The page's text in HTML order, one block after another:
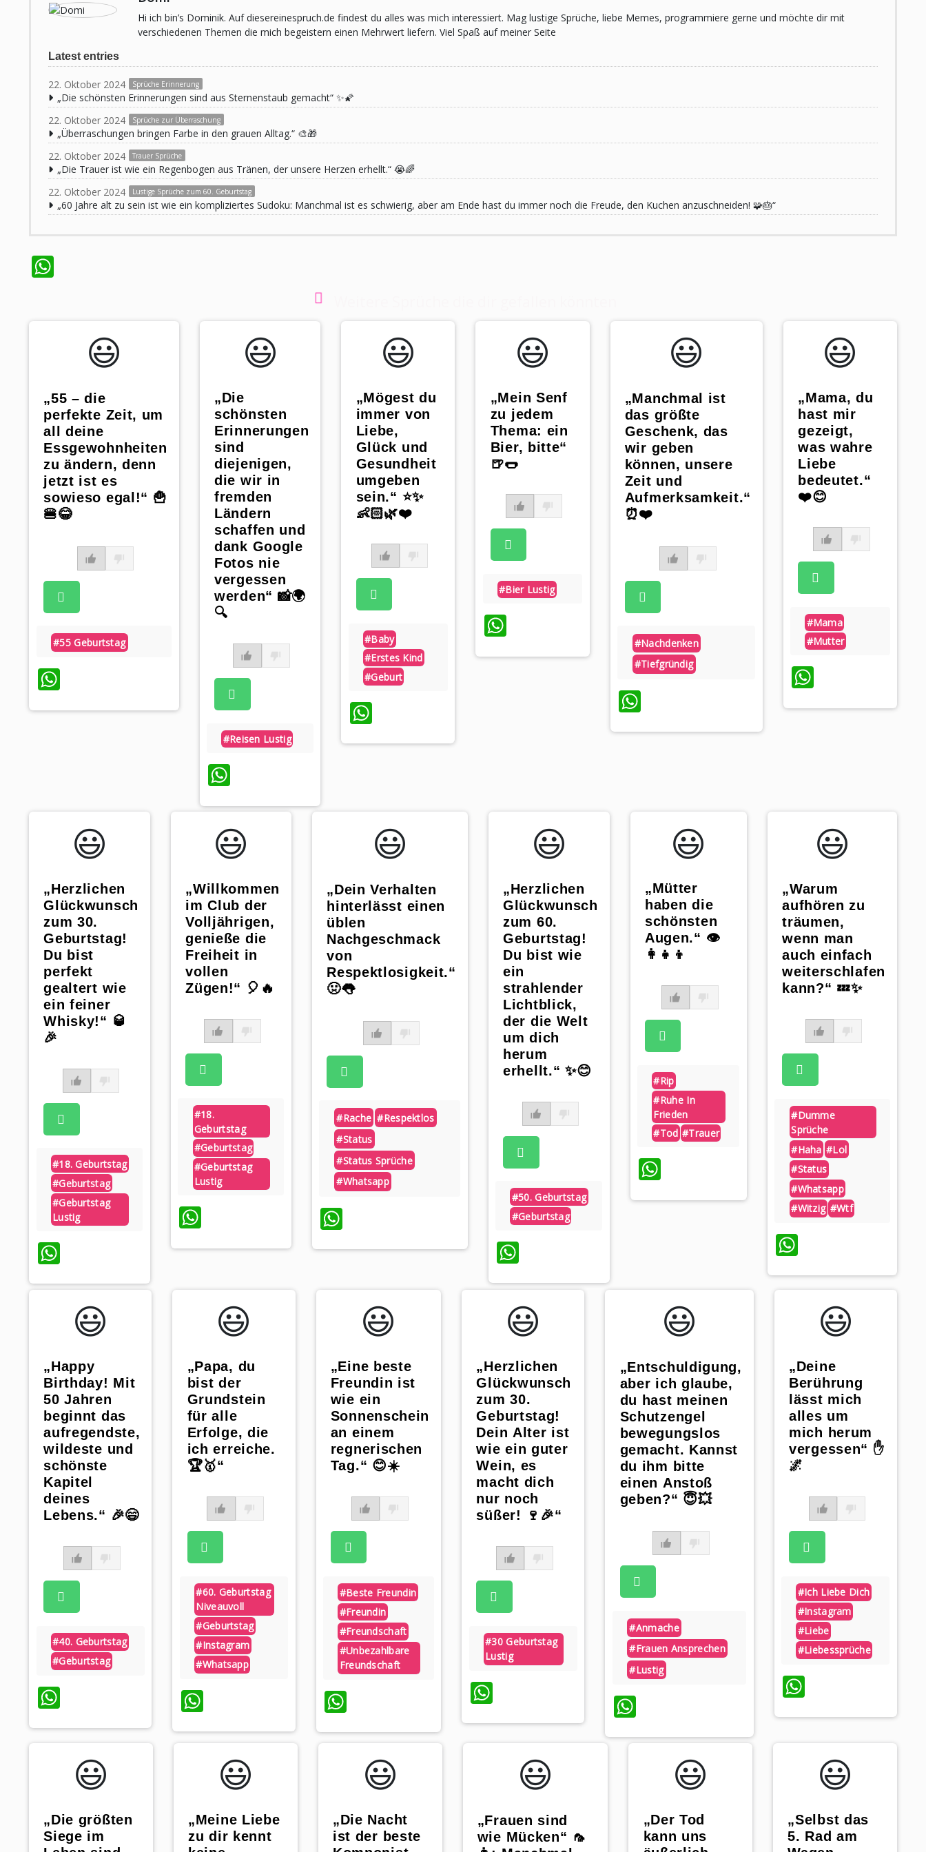
Hi ich bin’s Dominik. Auf diesereinespruch.de findest du alles was mich interessiert. Mag lustige Sprüche, liebe Memes, programmiere gerne und möchte dir mit
verschiedenen Themen die mich begeistern einen Mehrwert liefern. Viel Spaß auf meiner Seite
Latest entries
22. Oktober 2024 Sprüche Erinnerung
„Die schönsten Erinnerungen sind aus Sternenstaub gemacht“ ✨🌠
22. Oktober 2024
Sprüche zur Überraschung
„Überraschungen bringen Farbe in den grauen Alltag.“ 🎨🎁
22. Oktober 2024
Trauer Sprüche
„Die Trauer ist wie ein Regenbogen aus Tränen, der unsere Herzen erhellt.“ 😭🌈
22. Oktober 2024
Lustige Sprüche zum 60. Geburtstag
„60 Jahre alt zu sein ist wie ein kompliziertes Sudoku: Manchmal ist es schwierig, aber am Ende hast du immer noch die Freude, den Kuchen anzuschneiden! 🧩🎂“
😃️
„55 – die
perfekte Zeit, um
all deine
Essgewohnheiten
zu ändern, denn
jetzt ist es
sowieso egal!“ 🍟
🍔😂
#55 Geburtstag
WhatsApp
😃️
„Die
schönsten
Erinnerungen
sind
diejenigen,
die wir in
fremden
Ländern
schaffen und
dank Google
Fotos nie
vergessen
werden“ 📸🌍
🔍
#reisen Lustig
😃️
„Mögest du
immer von
Liebe,
Glück und
Gesundheit
umgeben
sein.“ ⭐️✨
👶🏻🌿❤️
#baby
#erstes Kind
#geburt
WhatsApp
😃️
„Mein Senf
zu jedem
Thema: ein
Bier, bitte“
🍺🌭
#bier Lustig
WhatsApp
😃️
„Manchmal ist
das größte
Geschenk, das
wir geben
können, unsere
Zeit und
Aufmerksamkeit.“
⏰❤️
#nachdenken
#tiefgründig
😃️
„Mama, du
hast mir
gezeigt,
was wahre
Liebe
bedeutet.“
❤️😊
#mama
#mutter
😃️
„Herzlichen
Glückwunsch
zum 30.
Geburtstag!
Du bist
perfekt
gealtert wie
ein feiner
Whisky!“ 🥃
🎉
#18. Geburtstag
#geburtstag
#geburtstag
Lustig
WhatsApp
😃️
„Willkommen
im Club der
Volljährigen,
genieße die
Freiheit in
vollen
Zügen!“ 🎈🔥
#18.
Geburtstag
#geburtstag
#geburtstag
Lustig
😃️
„Dein Verhalten
hinterlässt einen
üblen
Nachgeschmack
von
Respektlosigkeit.“
🤢👅
#rache #respektlos
#status
#status Sprüche
#whatsapp
😃️
„Herzlichen
Glückwunsch
zum 60.
Geburtstag!
Du bist wie
ein
strahlender
Lichtblick,
der die Welt
um dich
herum
erhellt.“ ✨😊
#50. Geburtstag
#geburtstag
😃️
„Mütter
haben die
schönsten
Augen.“ 👁️
👩‍👧‍👦
#rip
#ruhe In
Frieden
#tod #trauer
😃️
„Warum
aufhören zu
träumen,
wenn man
auch einfach
weiterschlafen
kann?“ 💤✨
#dumme
Sprüche
#haha #lol
#status
#whatsapp
#witzig #wtf
😃️
„Happy
Birthday! Mit
50 Jahren
beginnt das
aufregendste,
wildeste und
schönste
Kapitel
deines
Lebens.“ 🎉😄
#40. Geburtstag
#geburtstag
WhatsApp
😃️
„Papa, du
bist der
Grundstein
für alle
Erfolge, die
ich erreiche.
🏆🥇“
#60. Geburtstag
Niveauvoll
#geburtstag
#instagram
#whatsapp
WhatsApp
😃️
„Eine beste
Freundin ist
wie ein
Sonnenschein
an einem
regnerischen
Tag.“ 😊☀️
#beste Freundin
#freundin
#freundschaft
#unbezahlbare
Freundschaft
😃️
„Herzlichen
Glückwunsch
zum 30.
Geburtstag!
Dein Alter ist
wie ein guter
Wein, es
macht dich
nur noch
süßer! 🍷🎉“
#30 Geburtstag
Lustig
WhatsApp
😃️
„Entschuldigung,
aber ich glaube,
du hast meinen
Schutzengel
bewegungslos
gemacht. Kannst
du ihm bitte
einen Anstoß
geben?“ 😇💥
#anmache
#frauen Ansprechen
#lustig
WhatsApp
😃️
„Deine
Berührung
lässt mich
alles um
mich herum
vergessen“ ✋
🌌
#ich Liebe Dich
#instagram
#liebe
#liebessprüche
😃️
„Die größten
Siege im
😃️
„Meine Liebe
zu dir kennt
😃️
„Die Nacht
ist der beste
😃️
„Frauen sind
wie Mücken“ 🦟
😃️
„Der Tod
kann uns
😃️
„Selbst das
5. Rad am